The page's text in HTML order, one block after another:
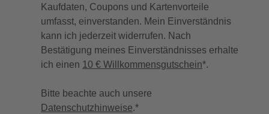
Kaufdaten, Coupons und Kartenvorteile
umfasst, einverstanden. Mein Einverständnis
kann ich jederzeit widerrufen. Nach
Bestätigung meines Einverständnisses erhalte
ich einen 10 € Willkommensgutschein*.
Bitte beachte auch unsere
Datenschutzhinweise.